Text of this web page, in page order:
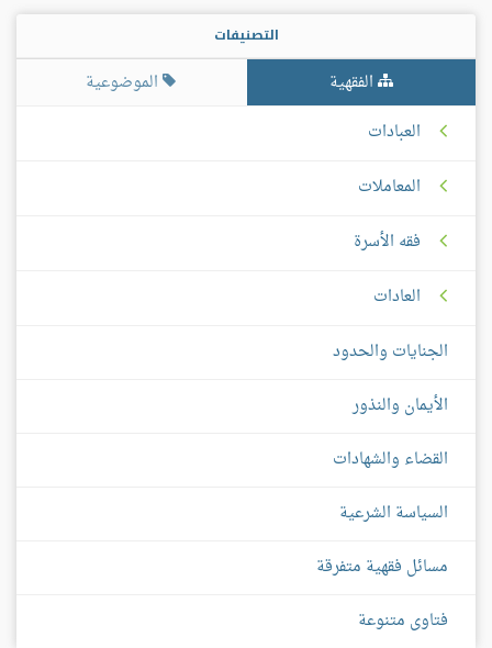
التصنيفات
الفقهية
الموضوعية
العبادات
المعاملات
فقه الأسرة
العادات
الجنايات والحدود
الأيمان والنذور
القضاء والشهادات
السياسة الشرعية
مسائل فقهية متفرقة
فتاوى متنوعة